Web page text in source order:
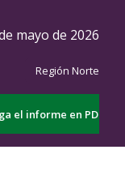
mayo de 2026
Región Norte
el informe en PDF